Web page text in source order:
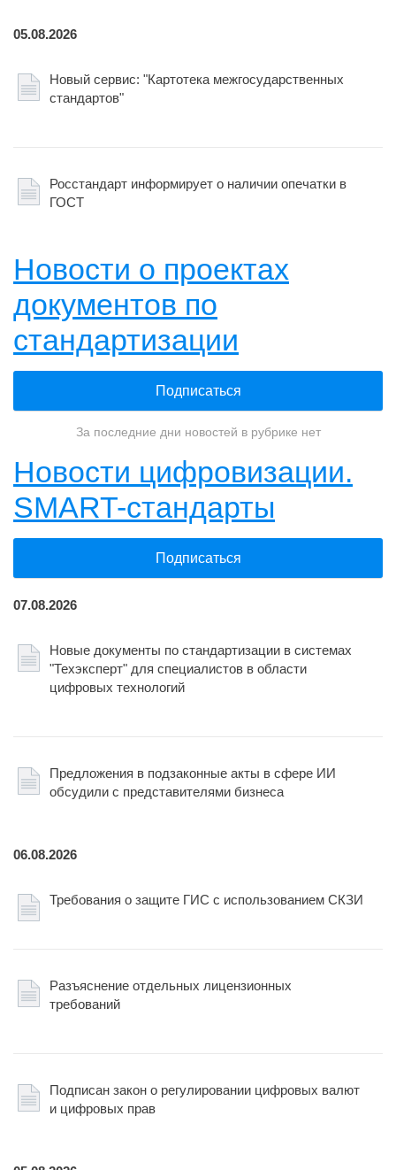
05.08.2026
Новый сервис: "Картотека межгосударственных
стандартов"
Росстандарт информирует о наличии опечатки в
ГОСТ
Новости о проектах
документов по
стандартизации
Подписаться
За последние дни новостей в рубрике нет
Новости цифровизации.
SMART-стандарты
Подписаться
07.08.2026
Новые документы по стандартизации в системах
"Техэксперт" для специалистов в области
цифровых технологий
Предложения в подзаконные акты в сфере ИИ
обсудили с представителями бизнеса
06.08.2026
Требования о защите ГИС с использованием СКЗИ
Разъяснение отдельных лицензионных
требований
Подписан закон о регулировании цифровых валют
и цифровых прав